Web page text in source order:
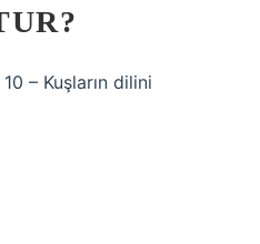
– Kuşların dilini